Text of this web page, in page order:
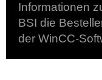
Informationen
BSI die
der WinCC-